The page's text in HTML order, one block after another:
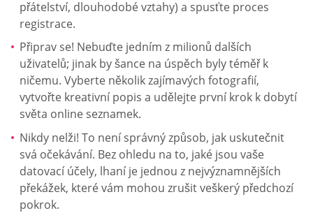
přátelství, dlouhodobé vztahy) a spusťte proces
registrace.
Připrav se! Nebuďte jedním z milionů dalších
uživatelů; jinak by šance na úspěch byly téměř k
ničemu. Vyberte několik zajímavých fotografií,
vytvořte kreativní popis a udělejte první krok k dobytí
světa online seznamek.
Nikdy nelži! To není správný způsob, jak uskutečnit
svá očekávání. Bez ohledu na to, jaké jsou vaše
datovací účely, lhaní je jednou z nejvýznamnějších
překážek, které vám mohou zrušit veškerý předchozí
pokrok.